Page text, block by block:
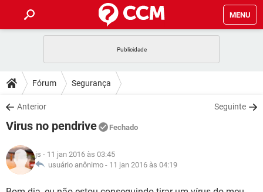
MENU
CELULAR
OUTLOOK
INSTAGRAM
GUIA DE COMPRAS
DICAS
JOGOS
INSTAGRAM
GUIA DE COMPRAS
DOWNLOADS
JOGOS
CELULAR
OUTLOOK EXCEL
INSTAGRAM GMAIL
JOGOS
CELULAR
GLOSSÁRIO
JOGOS WHATSAPP
Fórum Segurança
Anterior Seguinte
Virus no pendrive Fechado
js - 11 jan 2016 às 03:45
usuário anônimo - 11 jan 2016 às 04:19